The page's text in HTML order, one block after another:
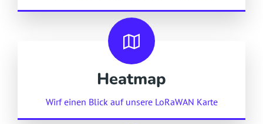
Heatmap
Wirf einen Blick auf unsere LoRaWAN Karte